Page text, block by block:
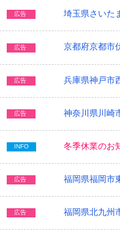
広告 埼玉県さいた
広告 京都府京都市
広告 兵庫県神戸市
広告 神奈川県川崎
INFO 冬季休業のお
広告 福岡県福岡市
広告 福岡県北九州